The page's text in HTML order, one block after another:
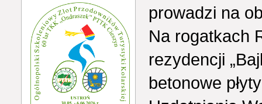
prowadzi na
Na rogatkach
rezydencji
betonowe